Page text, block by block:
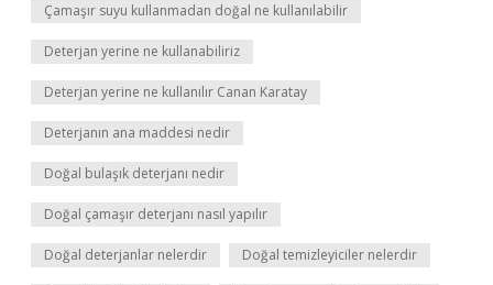
Çamaşır suyu kullanmadan doğal ne kullanılabilir
Deterjan yerine ne kullanabiliriz
Deterjan yerine ne kullanılır Canan Karatay
Deterjanın ana maddesi nedir
Doğal bulaşık deterjanı nedir
Doğal çamaşır deterjanı nasıl yapılır
Doğal deterjanlar nelerdir Doğal temizleyiciler nelerdir